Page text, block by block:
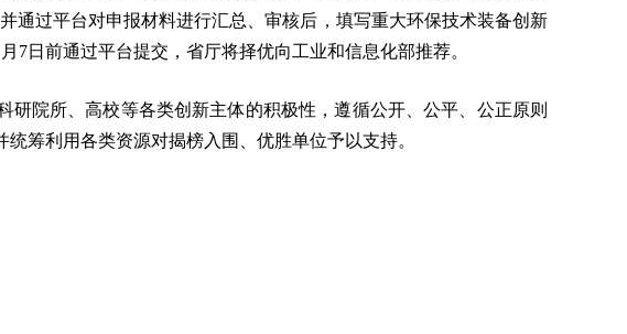
通过平台对申报材料进行汇总、审核后，填写重大环保技术装备创新
7日前通过平台提交，省厅将择优向工业和信息化部推荐。
研院所、高校等各类创新主体的积极性，遵循公开、公平、公正原则
筹利用各类资源对揭榜入围、优胜单位予以支持。